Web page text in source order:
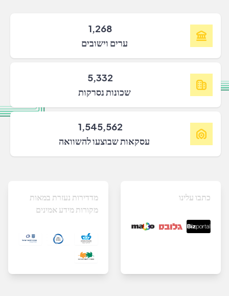
1,268
ערים וישובים
5,332
שכונות נסרקות
1,545,562
עסקאות שבוצעו להשוואה
מדדירות נעזרת במאות
מקורות מידע אמינים
כתבו עלינו